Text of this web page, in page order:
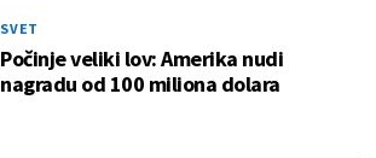
SVET
Počinje veliki lov: Amerika nudi
nagradu od 100 miliona dolara